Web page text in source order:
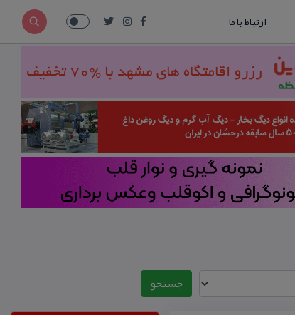
ارتباط با ما